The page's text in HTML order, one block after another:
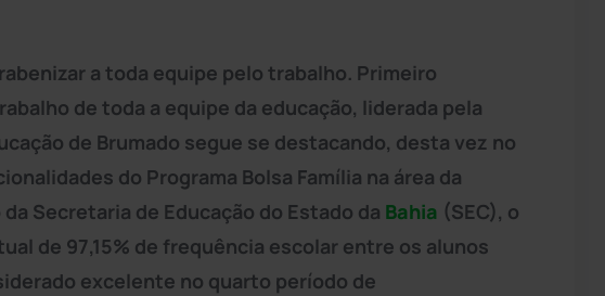
a toda equipe pelo trabalho. Primeiro
de toda a equipe da educação, liderada pela
de Brumado segue se destacando, desta vez no
do Programa Bolsa Família na área da
Secretaria de Educação do Estado da Bahia (SEC), o
de 97,15% de frequência escolar entre os alunos
excelente no quarto período de